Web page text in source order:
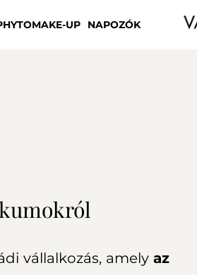
UP NAPOZÓK
vállalkozás, amely az